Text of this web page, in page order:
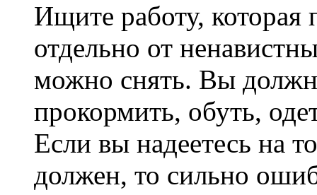
Ищите работу, которая
отдельно от
можно снять. Вы
прокормить, обуть,
Если вы надеетесь на
должен, то сильно